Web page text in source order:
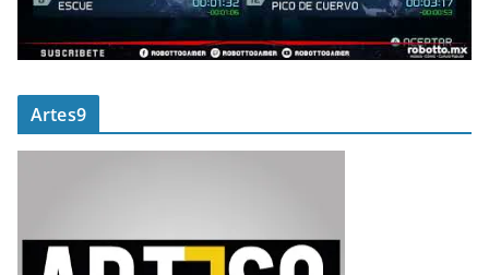
Artes9